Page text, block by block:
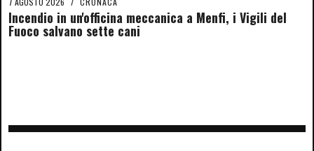
Incendio in un'officina meccanica a Menfi, i Vigili del
Fuoco salvano sette cani